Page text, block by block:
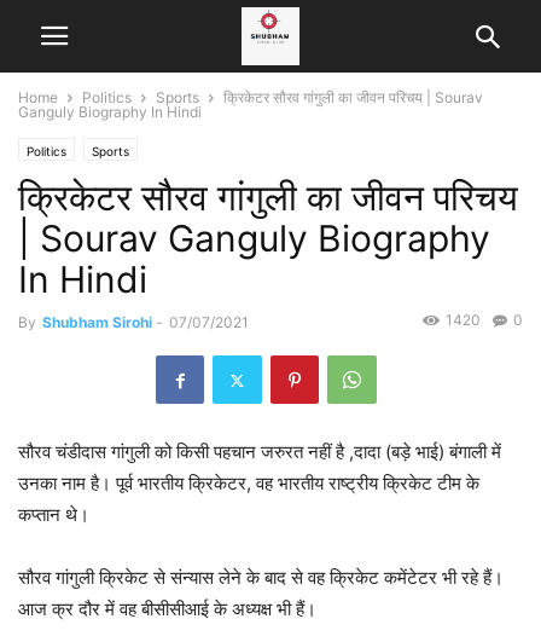
Home Politics Sports
क्रिकेटर सौरव गांगुली का जीवन परिचय | Sourav
Ganguly Biography In Hindi
Politics Sports
क्रिकेटर सौरव गांगुली का जीवन परिचय
| Sourav Ganguly Biography
In Hindi
By Shubham Sirohi - 07/07/2021 0
1420
सौरव चंडीदास गांगुली को किसी पहचान जरुरत नहीं है ,दादा (बड़े भाई) बंगाली में
उनका नाम है। पूर्व भारतीय क्रिकेटर, वह भारतीय राष्ट्रीय क्रिकेट टीम के
कप्तान थे।
सौरव गांगुली क्रिकेट से संन्यास लेने के बाद से वह क्रिकेट कमेंटेटर भी रहे हैं।
आज क्र दौर में वह बीसीसीआई के अध्यक्ष भी हैं।